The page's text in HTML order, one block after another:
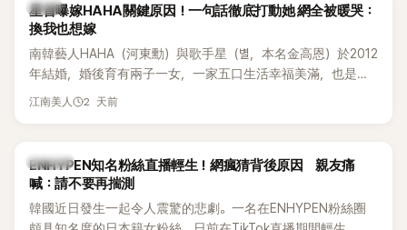
韓星
星首曝嫁HAHA關鍵原因！一句話徹底打動她 網全被暖哭：
換我也想嫁
南韓藝人HAHA（河東勳）與歌手星（별，本名金高恩）於2012
年結婚，婚後育有兩子一女，一家五口生活幸福美滿，也是韓
國演藝圈公認的模範夫妻。近日，星首度公開當年決定嫁給
江南美人 2 天前
K-POP
ENHYPEN知名粉絲直播輕生！網瘋猜背後原因 親友痛
喊：請不要再揣測
韓國近日發生一起令人震驚的悲劇。一名在ENHYPEN粉絲圈